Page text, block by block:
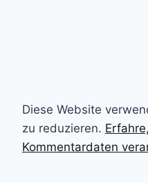
Diese Website
zu reduzieren.
Kommentardaten